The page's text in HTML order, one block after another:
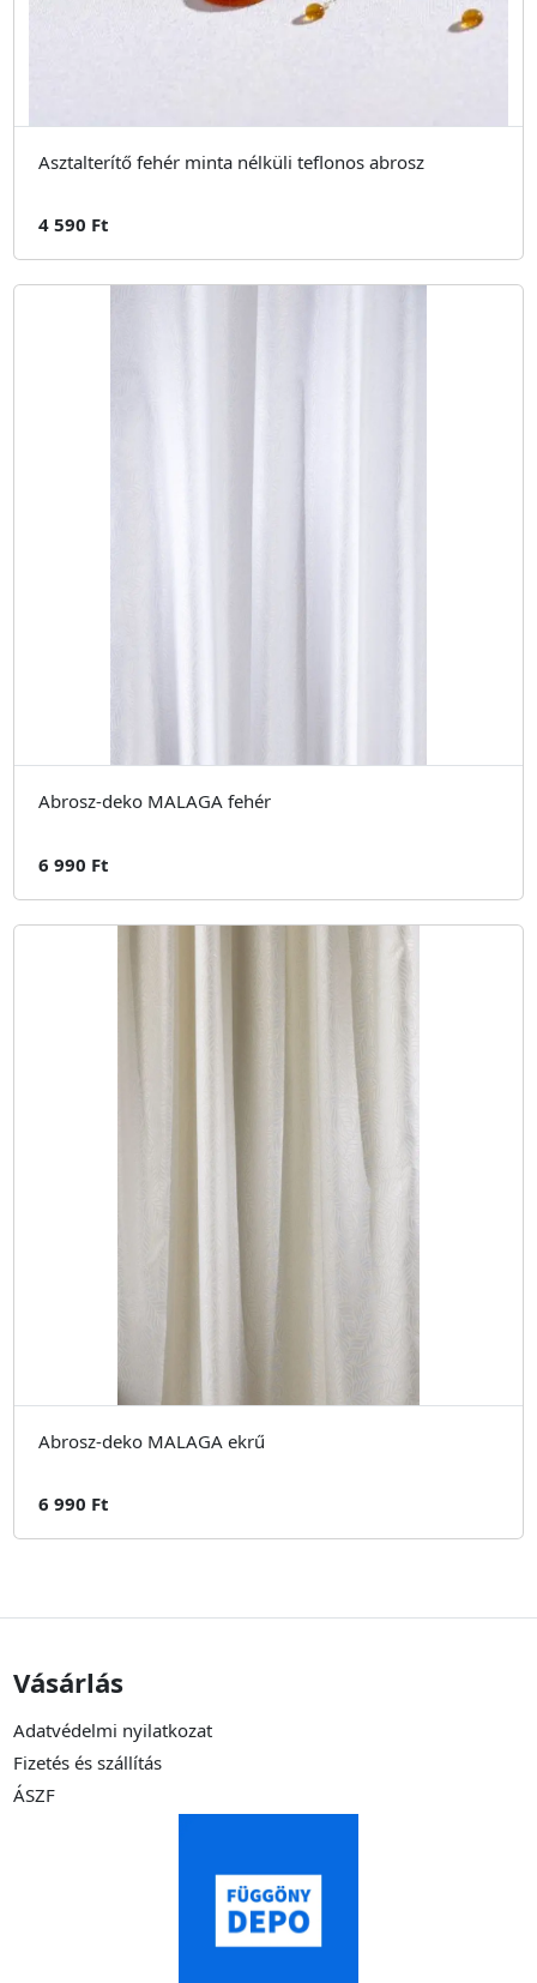
Asztalterítő fehér minta nélküli teflonos abrosz
4 590 Ft
Abrosz-deko MALAGA fehér
6 990 Ft
Abrosz-deko MALAGA ekrű
6 990 Ft
Vásárlás
Adatvédelmi nyilatkozat
Fizetés és szállítás
ÁSZF